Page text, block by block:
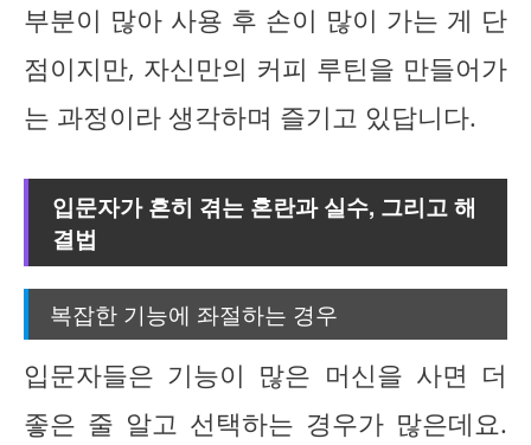
부분이 많아 사용 후 손이 많이 가는 게 단
점이지만, 자신만의 커피 루틴을 만들어가
는 과정이라 생각하며 즐기고 있답니다.
입문자가 흔히 겪는 혼란과 실수, 그리고 해
결법
복잡한 기능에 좌절하는 경우
입문자들은 기능이 많은 머신을 사면 더
좋은 줄 알고 선택하는 경우가 많은데요.